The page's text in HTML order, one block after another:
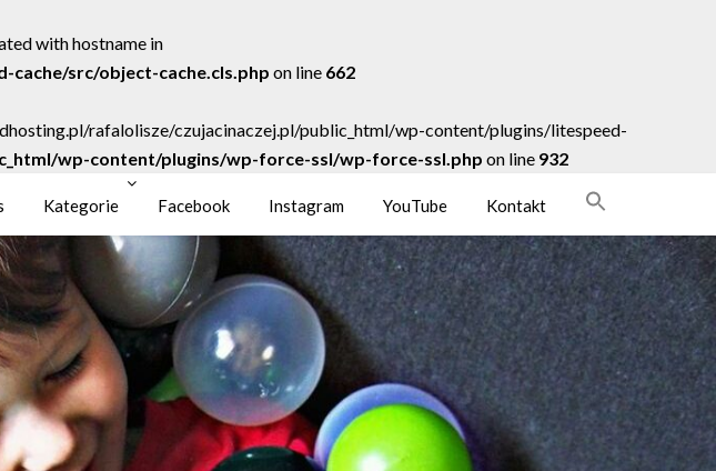
with hostname in
src/object-cache.cls.php on line 662
rafalolisze/czujacinaczej.pl/public_html/wp-content/plugins/litespeed-
wp-content/plugins/wp-force-ssl/wp-force-ssl.php on line 932
Kategorie Facebook Instagram YouTube Kontakt